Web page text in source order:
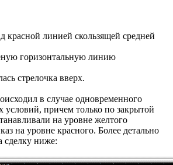
красной линией скользящей средней
горизонтальную линию
стрелочка вверх.
в случае одновременного
условий, причем только по закрытой
на уровне желтого
на уровне красного. Более детально
сделку ниже: